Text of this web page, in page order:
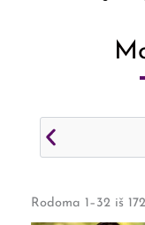
Rodoma 1–32 iš 172